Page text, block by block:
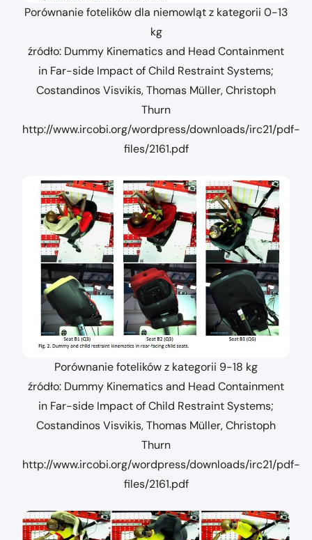
Porównanie fotelików dla niemowląt z kategorii 0-13
kg
źródło: Dummy Kinematics and Head Containment
in Far-side Impact of Child Restraint Systems;
Costandinos Visvikis, Thomas Müller, Christoph
Thurn
http://www.ircobi.org/wordpress/downloads/irc21/pdf-
files/2161.pdf
Porównanie fotelików z kategorii 9-18 kg
źródło: Dummy Kinematics and Head Containment
in Far-side Impact of Child Restraint Systems;
Costandinos Visvikis, Thomas Müller, Christoph
Thurn
http://www.ircobi.org/wordpress/downloads/irc21/pdf-
files/2161.pdf